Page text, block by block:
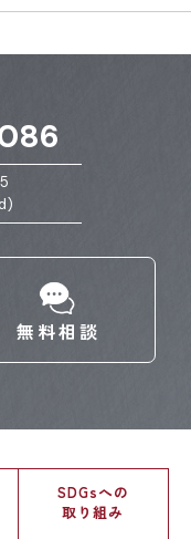
無料相談
SDGsへの
取り組み